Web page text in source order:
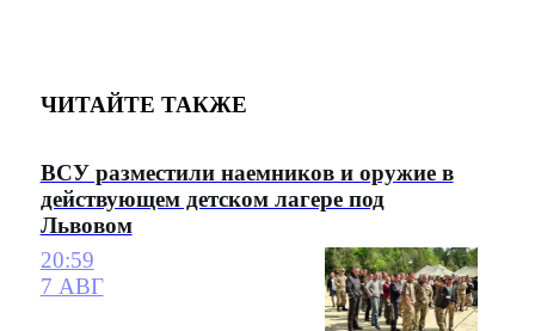
ЧИТАЙТЕ ТАКЖЕ
ВСУ разместили наемников и оружие в
действующем детском лагере под
Львовом
20:59
7 АВГ